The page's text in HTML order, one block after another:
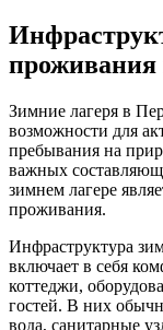
проживания
Зимние лагеря в
возможности для
пребывания на
важных
зимнем лагере
проживания.
Инфраструктура
включает в себя
коттеджи,
гостей. В них
вода, санитарные